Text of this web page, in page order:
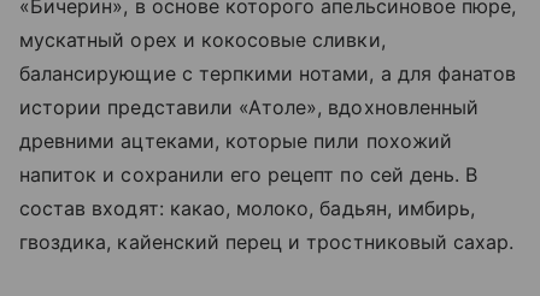
«Бичерин», в основе которого апельсиновое пюре,
мускатный орех и кокосовые сливки,
балансирующие с терпкими нотами, а для фанатов
истории представили «Атоле», вдохновленный
древними ацтеками, которые пили похожий
напиток и сохранили его рецепт по сей день. В
состав входят: какао, молоко, бадьян, имбирь,
гвоздика, кайенский перец и тростниковый сахар.